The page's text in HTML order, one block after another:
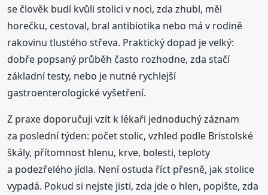
se člověk budí kvůli stolici v noci, zda zhubl, měl
horečku, cestoval, bral antibiotika nebo má v rodině
rakovinu tlustého střeva. Praktický dopad je velký:
dobře popsaný průběh často rozhodne, zda stačí
základní testy, nebo je nutné rychlejší
gastroenterologické vyšetření.
Z praxe doporučuji vzít k lékaři jednoduchý záznam
za poslední týden: počet stolic, vzhled podle Bristolské
škály, přítomnost hlenu, krve, bolesti, teploty
a podezřelého jídla. Není ostuda říct přesně, jak stolice
vypadá. Pokud si nejste jisti, zda jde o hlen, popište, zda